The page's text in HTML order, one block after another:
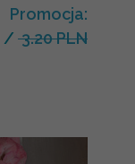
Promocja:
/ 3.20 PLN